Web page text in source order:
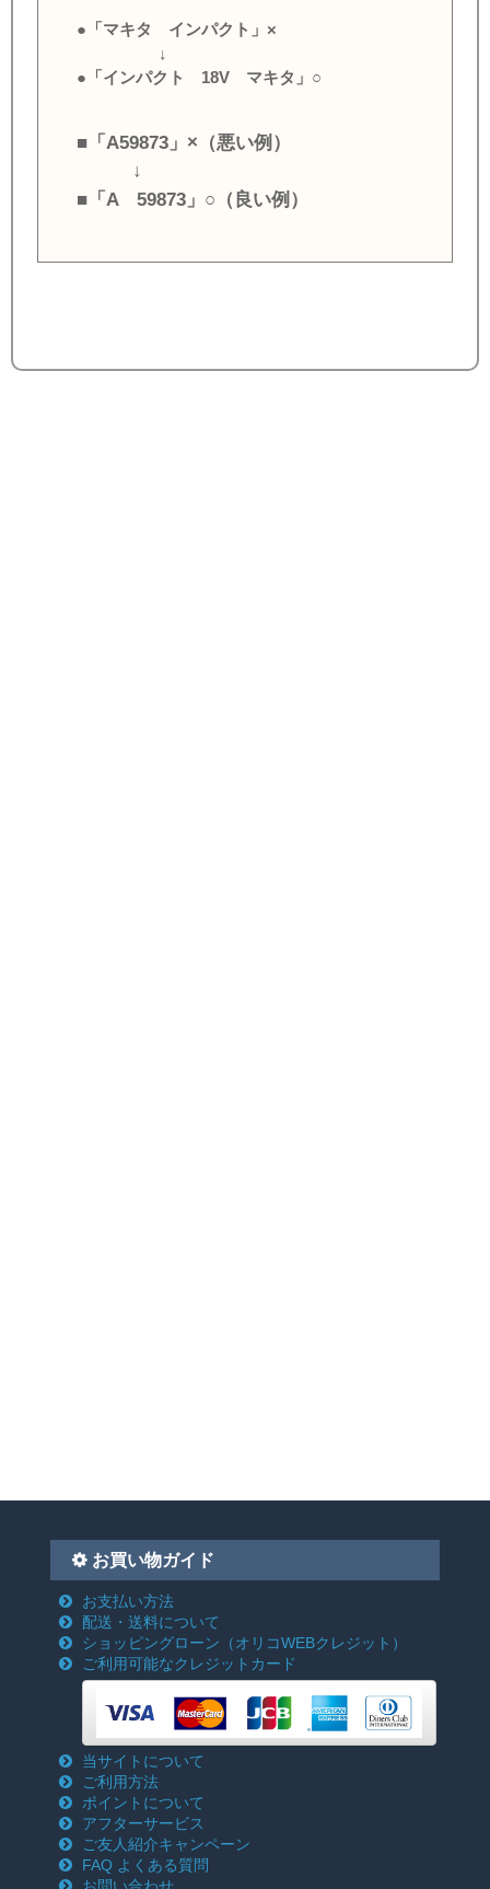
●「マキタ インパクト」×
↓
●「インパクト 18V マキタ」○
■「A59873」×（悪い例）
↓
■「A 59873」○（良い例）
お買い物ガイド
お支払い方法
配送・送料について
ショッピングローン （オリコWEBクレジット）
ご利用可能なクレジットカード
当サイトについて
ご利用方法
ポイントについて
アフターサービス
ご友人紹介キャンペーン
FAQ よくある質問